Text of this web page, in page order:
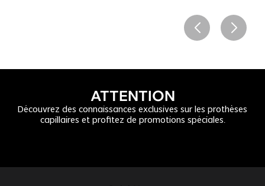
ATTENTION
Découvrez des connaissances exclusives sur les prothèses
capillaires et profitez de promotions spéciales.